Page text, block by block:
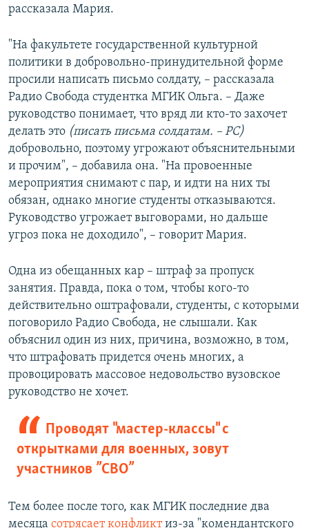
рассказала Мария.
"На факультете государственной культурной
политики в добровольно-принудительной форме
просили написать письмо солдату, – рассказала
Радио Свобода студентка МГИК Ольга. – Даже
руководство понимает, что вряд ли кто-то захочет
делать это (писать письма солдатам. – РС)
добровольно, поэтому угрожают объяснительными
и прочим", – добавила она. "На провоенные
мероприятия снимают с пар, и идти на них ты
обязан, однако многие студенты отказываются.
Руководство угрожает выговорами, но дальше
угроз пока не доходило", – говорит Мария.
Одна из обещанных кар – штраф за пропуск
занятия. Правда, пока о том, чтобы кого-то
действительно оштрафовали, студенты, с которыми
поговорило Радио Свобода, не слышали. Как
объяснил один из них, причина, возможно, в том,
что штрафовать придется очень многих, а
провоцировать массовое недовольство вузовское
руководство не хочет.
Проводят "мастер-классы" с
открытками для военных, зовут
участников ”СВО”
Тем более после того, как МГИК последние два
месяца сотрясает конфликтиз-за "комендантского